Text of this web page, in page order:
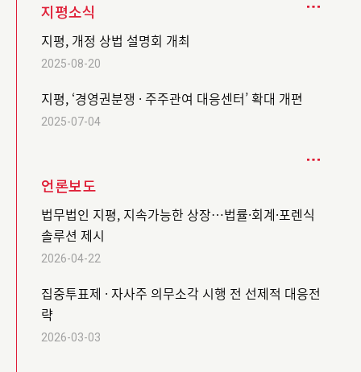
지평소식
지평, 개정 상법 설명회 개최
2025-08-20
지평, ‘경영권분쟁 · 주주관여 대응센터’ 확대 개편
2025-07-04
언론보도
법무법인 지평, 지속가능한 상장…법률·회계·포렌식
솔루션 제시
2026-04-22
집중투표제 · 자사주 의무소각 시행 전 선제적 대응전
략
2026-03-03